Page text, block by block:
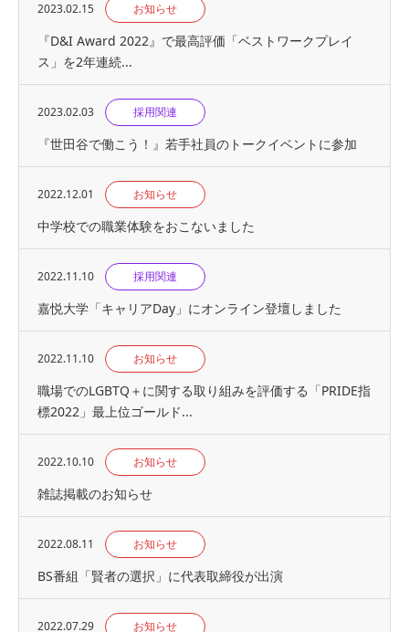
2023.02.15 お知らせ
『D&I Award 2022』で最高評価「ベストワークプレイ
ス」を2年連続...
2023.02.03 採用関連
『世⽥⾕で働こう！』若手社員のトークイベントに参加
2022.12.01 お知らせ
中学校での職業体験をおこないました
2022.11.10 採用関連
嘉悦大学「キャリアDay」にオンライン登壇しました
2022.11.10 お知らせ
職場でのLGBTQ＋に関する取り組みを評価する「PRIDE指
標2022」最上位ゴールド...
2022.10.10 お知らせ
雑誌掲載のお知らせ
2022.08.11 お知らせ
BS番組「賢者の選択」に代表取締役が出演
2022.07.29 お知らせ